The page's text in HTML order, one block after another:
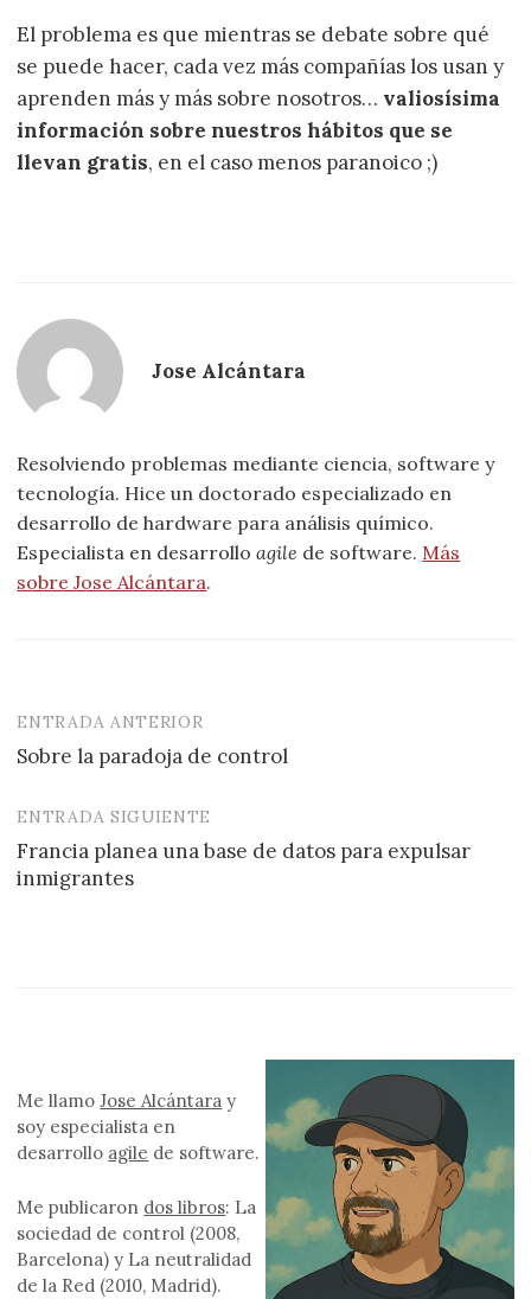
El problema es que mientras se debate sobre qué
se puede hacer, cada vez más compañías los usan y
aprenden más y más sobre nosotros… valiosísima
información sobre nuestros hábitos que se
llevan gratis, en el caso menos paranoico ;)
Jose Alcántara
Resolviendo problemas mediante ciencia, software y
tecnología. Hice un doctorado especializado en
desarrollo de hardware para análisis químico.
Especialista en desarrolloagile de software. Más
sobre Jose Alcántara.
Navegación
de
entradas
ENTRADA ANTERIOR
Sobre la paradoja de control
ENTRADA SIGUIENTE
Francia planea una base de datos para expulsar
inmigrantes
Me llamoJose Alcántara y
soy especialista en
desarrollo agile de software.
Me publicaron dos libros: La
sociedad de control (2008,
Barcelona) y La neutralidad
de la Red (2010, Madrid).